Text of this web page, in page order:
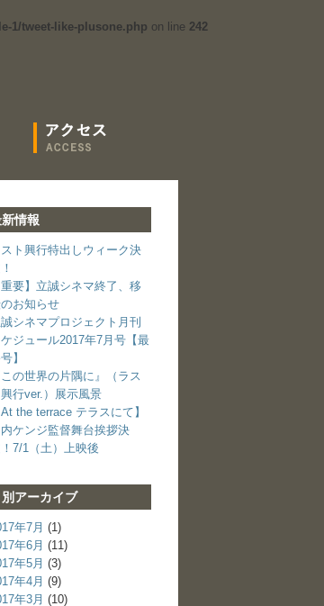
1/tweet-like-plusone.php on line 242
情報
ト興行特出しウィーク決
重要】立誠シネマ終了、移
お知らせ
シネマプロジェクト月刊
ケジュール2017年7月号【最
】
この世界の片隅に』（ラス
興行ver.）展示風景
At the terrace テラスにて】
ケンジ監督舞台挨拶決
7/1（土）上映後
別アーカイブ
年7月 (1)
年6月 (11)
年5月 (3)
年4月 (9)
年3月 (10)